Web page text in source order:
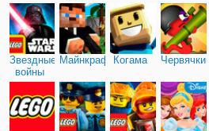
Звездные
войны
МайнкрафтКогама Червячки